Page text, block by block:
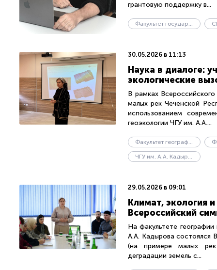
грантовую поддержку в...
Факультет государственного управления
30.05.2026 в 11:13
Наука в диалоге:
экологические
В рамках
малых рек Чеченской
использованием
геоэкологии ЧГУ им. А.А....
Факультет географии и геоэкологии
ЧГУ им. А.А. Кадырова
29.05.2026 в 09:01
Климат, экология
Всероссийский
На факультете географии
А.А. Кадырова состоялся
(на примере малых рек
деградации земель с...